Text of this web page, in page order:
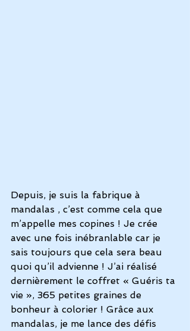
Depuis, je suis la fabrique à
mandalas , c’est comme cela que
m’appelle mes copines ! Je crée
avec une fois inébranlable car je
sais toujours que cela sera beau
quoi qu’il advienne ! J’ai réalisé
dernièrement le coffret « Guéris ta
vie », 365 petites graines de
bonheur à colorier ! Grâce aux
mandalas, je me lance des défis